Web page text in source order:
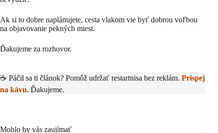
Ak si to dobre naplánujete, cesta vlakom vie byť dobrou voľbou
na objavovanie pekných miest.
Ďakujeme za rozhovor.
☕ Páčil sa ti článok? Pomôž udržať restartnisa bez reklám. Prispej
na kávu. Ďakujeme.
Mohlo by vás zaujímať